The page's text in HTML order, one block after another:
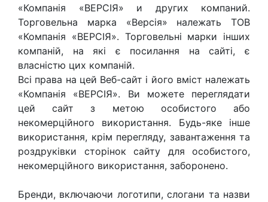
«Компанія «ВЕРСІЯ» и других компаний.
Торговельна марка «Версія» належать ТОВ
«Компанія «ВЕРСІЯ». Торговельні марки інших
компаній, на які є посилання на сайті, є
власністю цих компаній.
Всі права на цей Веб-сайт і його вміст належать
«Компанія «ВЕРСІЯ». Ви можете переглядати
цей сайт з метою особистого або
некомерційного використання. Будь-яке інше
використання, крім перегляду, завантаження та
роздруківки сторінок сайту для особистого,
некомерційного використання, заборонено.
Бренди, включаючи логотипи, слогани та назви